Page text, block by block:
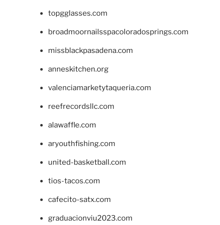
topgglasses.com
broadmoornailsspacoloradosprings.com
missblackpasadena.com
anneskitchen.org
valenciamarketytaqueria.com
reefrecordsllc.com
alawaffle.com
aryouthfishing.com
united-basketball.com
tios-tacos.com
cafecito-satx.com
graduacionviu2023.com